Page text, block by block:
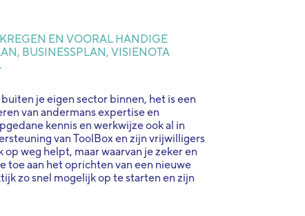
EN VOORAL HANDIGE
BUSINESSPLAN, VISIENOTA
je eigen sector binnen, het is een
van andermans expertise en
kennis en werkwijze ook al in
van ToolBox en zijn vrijwilligers
weg helpt, maar waarvan je zeker en
toe aan het oprichten van een nieuwe
zo snel mogelijk op te starten en zijn